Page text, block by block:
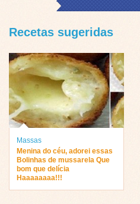
Recetas sugeridas
Massas
Menina do céu, adorei essas
Bolinhas de mussarela Que
bom que delícia
Haaaaaaaa!!!